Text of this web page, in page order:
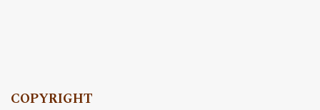
COPYRIGHT